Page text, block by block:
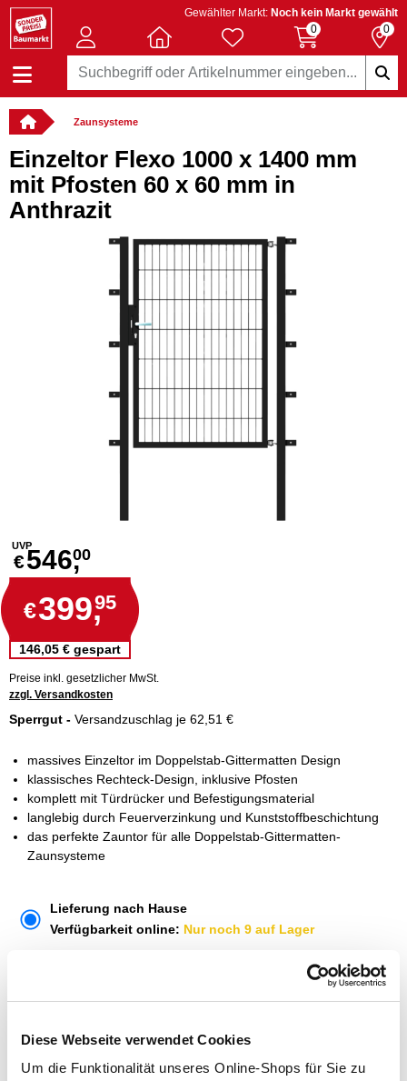
Diese Webseite verwendet Cookies
Um die Funktionalität unseres Online-Shops für Sie zu
Gewählter Markt: Noch kein Markt gewählt
0
0
Zaunsysteme
Einzeltor Flexo 1000 x 1400 mm
mit Pfosten 60 x 60 mm in
Anthrazit
UVP
€546,00
€399,95
146,05 € gespart
Preise inkl. gesetzlicher MwSt.
zzgl. Versandkosten
Sperrgut - Versandzuschlag je 62,51 €
massives Einzeltor im Doppelstab-Gittermatten Design
klassisches Rechteck-Design, inklusive Pfosten
komplett mit Türdrücker und Befestigungsmaterial
langlebig durch Feuerverzinkung und Kunststoffbeschichtung
das perfekte Zauntor für alle Doppelstab-Gittermatten-
Zaunsysteme
Lieferung nach Hause
Verfügbarkeit online: Nur noch 9 auf Lager
Menge